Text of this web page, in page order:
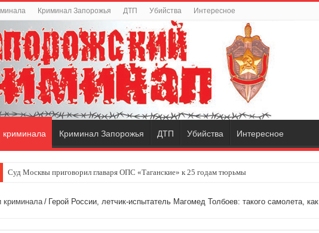
Криминал Запорожья ДТП Убийства Интересное
криминала Криминал Запорожья ДТП Убийства Интересное
Суд Москвы приговорил главаря ОПС «Таганские» к 25 годам тюрьмы
криминала / Герой России, летчик-испытатель Магомед Толбоев: такого самолета, как